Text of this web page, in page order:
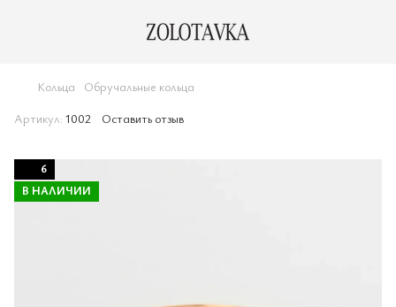
Кольца
Обручальные кольца
Артикул: 1002 Оставить отзыв
6
В НАЛИЧИИ